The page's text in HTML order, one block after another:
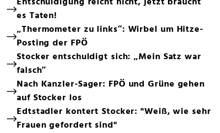
es Taten!
„Thermometer zu links“: Wirbel um Hitze-
Posting der FPÖ
Stocker entschuldigt sich: „Mein Satz war
falsch“
Nach Kanzler-Sager: FPÖ und Grüne gehen
auf Stocker los
Edtstadler kontert Stocker: "Weiß, wie sehr
Frauen gefordert sind"